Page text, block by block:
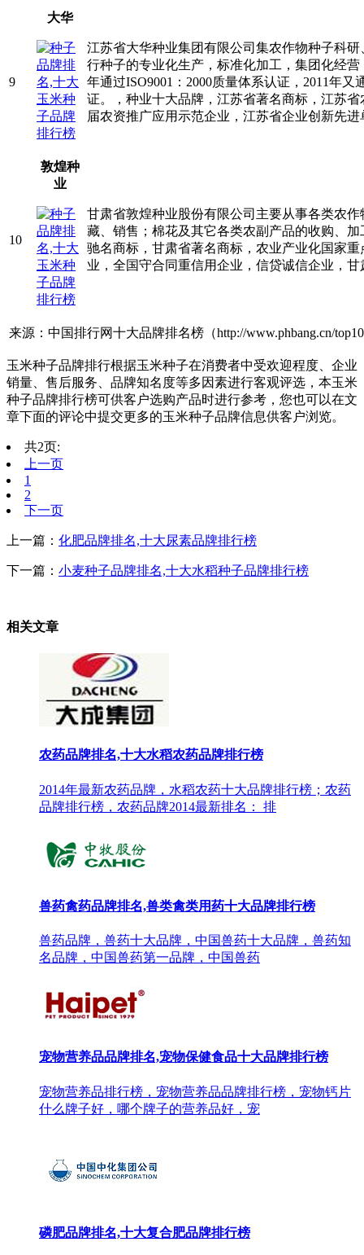
9
大华
江苏省大华种业集团有限公司集农作物种子科
行种子的专业化生产，标准化加工，集团化经
年通过ISO9001：2000质量体系认证，2011年又
证。，种业十大品牌，江苏省著名商标，江苏
届农资推广应用示范企业，江苏省企业创新先
10
敦煌种
业
甘肃省敦煌种业股份有限公司主要从事各类农
藏、销售；棉花及其它各类农副产品的收购、
驰名商标，甘肃省著名商标，农业产业化国家
业，全国守合同重信用企业，信贷诚信企业，
来源：中国排行网十大品牌排名榜（http://www.phbang.cn/
玉米种子品牌排行根据玉米种子在消费者中受欢迎程度、企业
销量、售后服务、品牌知名度等多因素进行客观评选，本玉米
种子品牌排行榜可供客户选购产品时进行参考，您也可以在文
章下面的评论中提交更多的玉米种子品牌信息供客户浏览。
共2页:
上一页
1
2
下一页
上一篇： 化肥品牌排名,十大尿素品牌排行榜
下一篇： 小麦种子品牌排名,十大水稻种子品牌排行榜
相关文章
农药品牌排名,十大水稻农药品牌排行榜
2014年最新农药品牌，水稻农药十大品牌排行榜；农药
品牌排行榜，农药品牌2014最新排名： 排
兽药禽药品牌排名,兽类禽类用药十大品牌排行榜
兽药品牌，兽药十大品牌，中国兽药十大品牌，兽药知
名品牌，中国兽药第一品牌，中国兽药
宠物营养品品牌排名,宠物保健食品十大品牌排行榜
宠物营养品排行榜，宠物营养品品牌排行榜，宠物钙片
什么牌子好，哪个牌子的营养品好，宠
磷肥品牌排名,十大复合肥品牌排行榜